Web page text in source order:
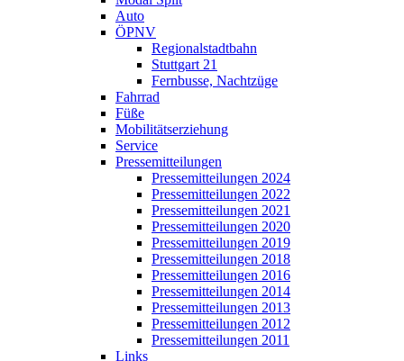
Auto
ÖPNV
Regionalstadtbahn
Stuttgart 21
Fernbusse, Nachtzüge
Fahrrad
Füße
Mobilitätserziehung
Service
Pressemitteilungen
Pressemitteilungen 2024
Pressemitteilungen 2022
Pressemitteilungen 2021
Pressemitteilungen 2020
Pressemitteilungen 2019
Pressemitteilungen 2018
Pressemitteilungen 2016
Pressemitteilungen 2014
Pressemitteilungen 2013
Pressemitteilungen 2012
Pressemitteilungen 2011
Links